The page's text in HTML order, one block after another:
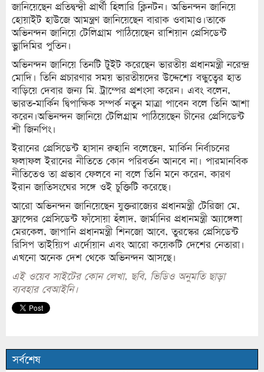
জানিয়েছেন প্রতিদ্বন্দ্বী প্রার্থী হিলারি ক্লিনটন। অভিনন্দন জানিয়ে
হোয়াইট হাউজে আমন্ত্রণ জানিয়েছেন বারাক ওবামাও।তাকে
অভিনন্দন জানিয়ে টেলিগ্রাম পাঠিয়েছেন রাশিয়ান প্রেসিডেন্ট
ভ্লাদিমির পুতিন।
অভিনন্দন জানিয়ে তিনটি টুইট করেছেন ভারতীয় প্রধানমন্ত্রী নরেন্দ্র
মোদি। তিনি প্রচারণার সময় ভারতীয়দের উদ্দেশ্যে বন্ধুত্বের হাত
বাড়িয়ে দেবার জন্য মি. ট্রাম্পের প্রশংসা করেন। এবং বলেন,
ভারত-মার্কিন দ্বিপাক্ষিক সম্পর্ক নতুন মাত্রা পাবেন বলে তিনি আশা
করেন।অভিনন্দন জানিয়ে টেলিগ্রাম পাঠিয়েছেন চীনের প্রেসিডেন্ট
শী জিনপিং।
ইরানের প্রেসিডেন্ট হাসান রুহানি বলেছেন, মার্কিন নির্বাচনের
ফলাফল ইরানের নীতিতে কোন পরিবর্তন আনবে না। পারমানবিক
নীতিতেও তা প্রভাব ফেলবে না বলে তিনি মনে করেন, কারণ
ইরান জাতিসংঘের সঙ্গে ওই চুক্তিটি করেছে।
আরো অভিনন্দন জানিয়েছেন যুক্তরাজ্যের প্রধানমন্ত্রী টেরিজা মে,
ফ্রান্সের প্রেসিডেন্ট ফাঁসোয়া হঁলাদ, জার্মানির প্রধানমন্ত্রী অ্যাঙ্গেলা
মেরকেল, জাপানি প্রধানমন্ত্রী শিনজো আবে, তুরস্কের প্রেসিডেন্ট
রিসিপ তাইয়্যিপ এর্দোয়ান এবং আরো কয়েকটি দেশের নেতারা।
এখনো অনেক দেশ থেকে অভিনন্দন আসছে।
এই ওয়েব সাইটের কোন লেখা, ছবি, ভিডিও অনুমতি ছাড়া
ব্যবহার বেআইনি।
সর্বশেষ